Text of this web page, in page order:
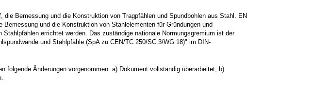
die Bemessung und die Konstruktion von Tragpfählen und Spundbohlen aus Stahl. EN
Bemessung und die Konstruktion von Stahlelementen für Gründungen und
errichtet werden. Das zuständige nationale Normungsgremium ist der
und Stahlpfähle (SpA zu CEN/TC 250/SC 3/WG 18)" im DIN-
folgende Änderungen vorgenommen: a) Dokument vollständig überarbeitet; b)